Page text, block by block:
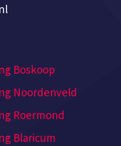
Boskoop
Noordenveld
Roermond
Blaricum